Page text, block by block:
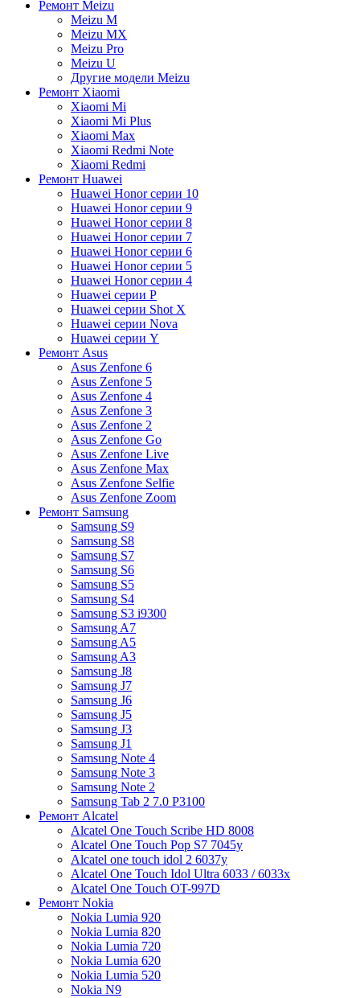
Ремонт Meizu
Meizu M
Meizu MX
Meizu Pro
Meizu U
Другие модели Meizu
Ремонт Xiaomi
Xiaomi Mi
Xiaomi Mi Plus
Xiaomi Max
Xiaomi Redmi Note
Xiaomi Redmi
Ремонт Huawei
Huawei Honor серии 10
Huawei Honor серии 9
Huawei Honor серии 8
Huawei Honor серии 7
Huawei Honor серии 6
Huawei Honor серии 5
Huawei Honor серии 4
Huawei серии P
Huawei серии Shot X
Huawei серии Nova
Huawei серии Y
Ремонт Asus
Asus Zenfone 6
Asus Zenfone 5
Asus Zenfone 4
Asus Zenfone 3
Asus Zenfone 2
Asus Zenfone Go
Asus Zenfone Live
Asus Zenfone Max
Asus Zenfone Selfie
Asus Zenfone Zoom
Ремонт Samsung
Samsung S9
Samsung S8
Samsung S7
Samsung S6
Samsung S5
Samsung S4
Samsung S3 i9300
Samsung A7
Samsung A5
Samsung A3
Samsung J8
Samsung J7
Samsung J6
Samsung J5
Samsung J3
Samsung J1
Samsung Note 4
Samsung Note 3
Samsung Note 2
Samsung Tab 2 7.0 P3100
Ремонт Alcatel
Alcatel One Touch Scribe HD 8008
Alcatel One Touch Pop S7 7045y
Alcatel one touch idol 2 6037y
Alcatel One Touch Idol Ultra 6033 / 6033x
Alcatel One Touch OT-997D
Ремонт Nokia
Nokia Lumia 920
Nokia Lumia 820
Nokia Lumia 720
Nokia Lumia 620
Nokia Lumia 520
Nokia N9